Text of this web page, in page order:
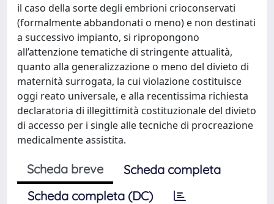
il caso della sorte degli embrioni crioconservati
(formalmente abbandonati o meno) e non destinati
a successivo impianto, si ripropongono
all’attenzione tematiche di stringente attualità,
quanto alla generalizzazione o meno del divieto di
maternità surrogata, la cui violazione costituisce
oggi reato universale, e alla recentissima richiesta
declaratoria di illegittimità costituzionale del divieto
di accesso per i single alle tecniche di procreazione
medicalmente assistita.
Scheda breve
Scheda completa
Scheda completa (DC)